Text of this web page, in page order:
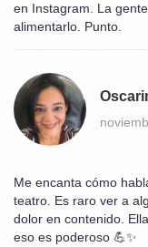
en Instagram. La
alimentarlo. Punto.
Me encanta cómo
teatro. Es raro ver a
dolor en contenido.
eso es poderoso 💪✨